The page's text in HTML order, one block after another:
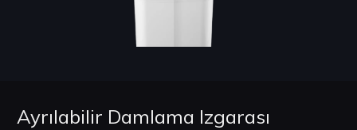
Ayrılabilir Damlama Izgarası